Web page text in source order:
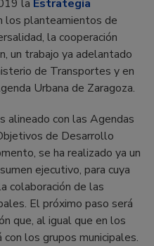
la Estrategia
los planteamientos de
la cooperación
un trabajo ya adelantado
de Transportes y en
Urbana de Zaragoza.
alineado con las Agendas
de Desarrollo
se ha realizado ya un
ejecutivo, para cuya
colaboración de las
El próximo paso será
que, al igual que en los
los grupos municipales.